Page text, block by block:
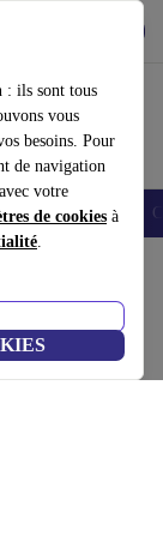
: ils sont tous
vous
besoins. Pour
de navigation
votre
de cookies à
.
Accessoires
économisez
mois. Achetez de